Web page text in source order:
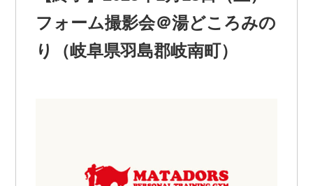
フォーム撮影会＠湯どころみの
り（岐阜県羽島郡岐南町）